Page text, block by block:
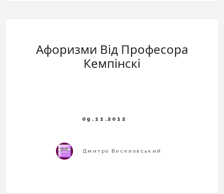
Афоризми Від Професора
Кемпінскі